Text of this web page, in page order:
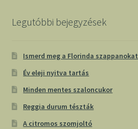
Legutóbbi bejegyzések
Ismerd meg a Florinda szappanokat
Év eleji nyitva tartás
Minden mentes szaloncukor
Reggia durum tészták
A citromos szomjoltó